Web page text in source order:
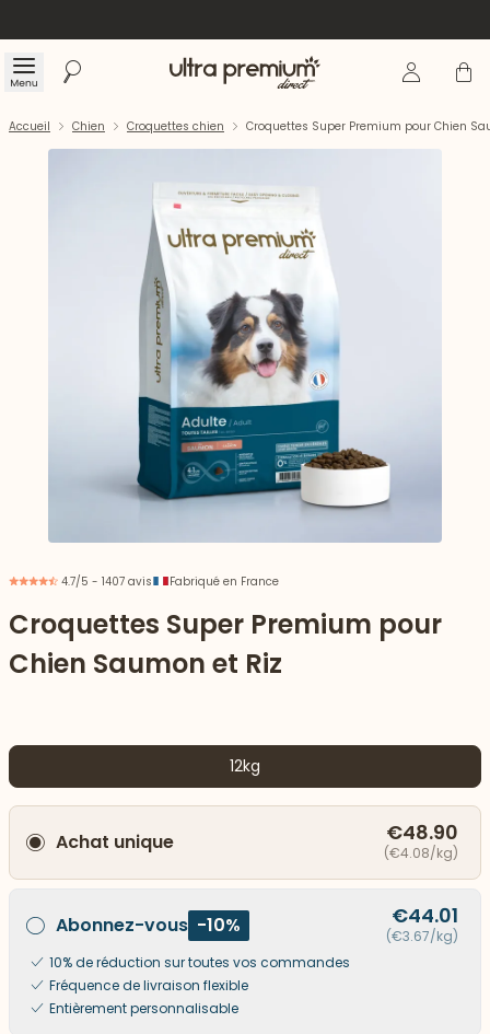
Menu Rechercher Accueil Se Panier
vers le bas
Accueil Chien Croquettes chien Croquettes Super Premium pour Chien
4.7/5 - 1407 avis Fabriqué en France
Croquettes Super Premium pour
Chien Saumon et Riz
12kg
Achat unique €48.90
(€4.08/kg)
Abonnez-vous -10% €44.01
(€3.67/kg)
10% de réduction sur toutes vos commandes
Fréquence de livraison flexible
Entièrement personnalisable